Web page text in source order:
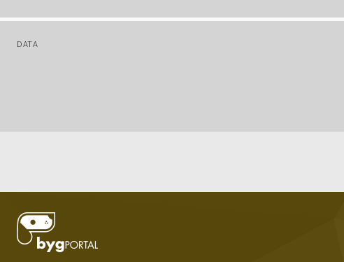
DATA